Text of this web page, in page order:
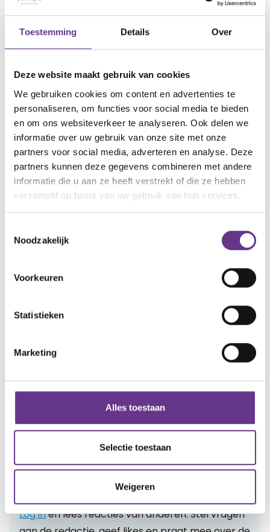
Toestemming Details Over
Deze website maakt gebruik van cookies
We gebruiken cookies om content en advertenties te
personaliseren, om functies voor social media te bieden
en om ons websiteverkeer te analyseren. Ook delen we
informatie over uw gebruik van onze site met onze
partners voor social media, adverteren en analyse. Deze
partners kunnen deze gegevens combineren met andere
informatie die u aan ze heeft verstrekt of die ze hebben
verzameld op basis van uw gebruik van hun services.
Noodzakelijk
Voorkeuren
Statistieken
Marketing
Alles toestaan
Selectie toestaan
Weigeren
in. Velen vinden stilte eng. Maar stilte is fijn. Even
wennen, maar fijn. Jezelf tegenkomen is juist goed.
Het geeft ruimte voor nieuwe dingen. Stille tijd, voor
wat voor jou echt belangrijk is. En vanuit de stilte, zal
Ja, het vergt een organisatie. Een loslaten. Maar een
vriendin zei eens: als jij nu je been breekt, lig je er ook
uit. Precies dat trok mij over de streep. Bedenk je ook
wie je wilt zijn, en wie je nu bent? Het helpt om
hierover na te denken. Want degene die actie moet
ondernemen, ben jij zelf!
Wat doe jij? Blijf je wegrennen van rust? Of zoek je zo
nodig de stilte op? Of ga je door, omdat je denkt dat
dit zo moet? Ten koste van jezelf en je gezin?Ik zou
zeggen: zorg goed voor jezelf, dan kan je er ook voor
Wat vind je van dit
Alle reacties lezen?
Log inen lees reacties van anderen. Stel vragen